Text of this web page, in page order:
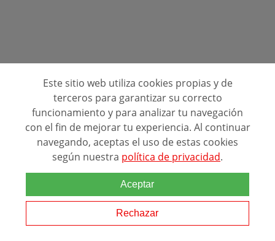
Consulta opiniones de centros de formación
Quienes Somos
Contacto
Política de privacidad
Alta de Centros (FREE)
Directorio de centros
@ 2026 Desarrollado por Grupo Eurohispana. Todos los derechos reservados.
Este sitio web utiliza cookies propias y de
terceros para garantizar su correcto
funcionamiento y para analizar tu navegación
con el fin de mejorar tu experiencia. Al continuar
navegando, aceptas el uso de estas cookies
según nuestra política de privacidad.
Aceptar
Rechazar